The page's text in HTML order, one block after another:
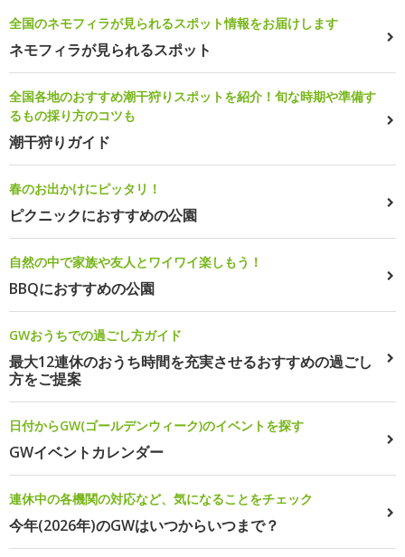
全国のネモフィラが見られるスポット情報をお届けします
ネモフィラが見られるスポット
全国各地のおすすめ潮干狩りスポットを紹介！旬な時期や準備す
るもの採り方のコツも
潮干狩りガイド
春のお出かけにピッタリ！
ピクニックにおすすめの公園
自然の中で家族や友人とワイワイ楽しもう！
BBQにおすすめの公園
GWおうちでの過ごし方ガイド
最大12連休のおうち時間を充実させるおすすめの過ごし
方をご提案
日付からGW(ゴールデンウィーク)のイベントを探す
GWイベントカレンダー
連休中の各機関の対応など、気になることをチェック
今年(2026年)のGWはいつからいつまで？